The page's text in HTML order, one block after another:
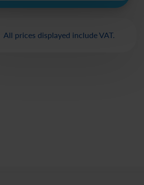
All prices displayed include VAT.